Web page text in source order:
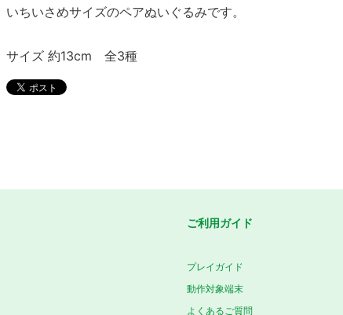
いちいさめサイズのペアぬいぐるみです。
サイズ 約13cm 全3種
ご利用ガイド
プレイガイド
動作対象端末
よくあるご質問